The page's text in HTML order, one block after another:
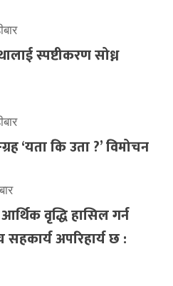
स्पष्टीकरण सोध्न
‘यता कि उता ?’ विमोचन
आर्थिक वृद्धि हासिल गर्न
अपरिहार्य छ :